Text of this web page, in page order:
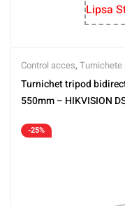
Lipsa
Control acces, Turnichete
Turnichet tripod
550mm – HIKVISION
-25%